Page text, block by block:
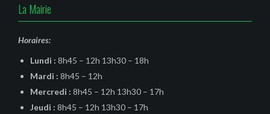
La Mairie
Horaires:
Lundi : 8h45 – 12h 13h30 – 18h
Mardi : 8h45 – 12h
Mercredi : 8h45 – 12h 13h30 – 17h
Jeudi : 8h45 – 12h 13h30 – 17h